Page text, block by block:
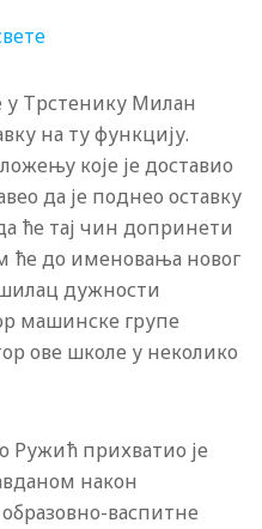
Трстенику Милан
на ту функцију.
које је доставио
да је поднео оставку
ће тај чин допринети
ће до именовања новог
дужности
машинске групе
ове школе у неколико
Ружић прихватио је
након
васпитне